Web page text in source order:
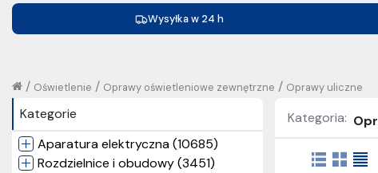
Wysyłka w 24 h
Oprawy uliczne
/
Oprawy oświetleniowe zewnętrzne
/
Oświetlenie
/
Kategorie
Aparatura elektryczna (10685)
Rozdzielnice i obudowy (3451)
Kategoria: